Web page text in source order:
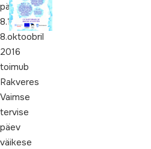
päev
8.10.2016.
8.oktoobril
2016
toimub
Rakveres
Vaimse
tervise
päev
väikese